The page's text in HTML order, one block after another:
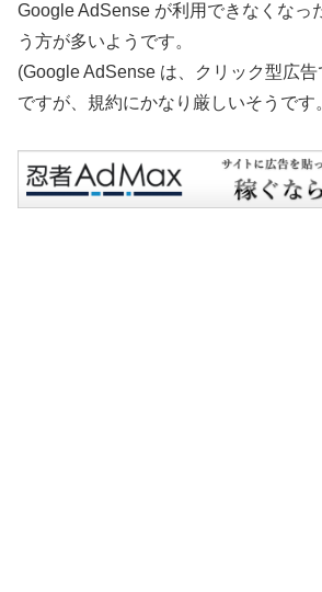
Google AdSense が利用できなくなっ
う方が多いようです。
(Google AdSense は、クリック型広
ですが、規約にかなり厳しいそうです